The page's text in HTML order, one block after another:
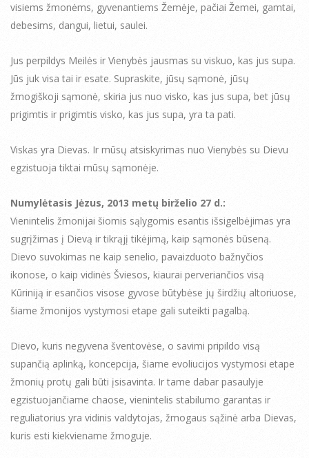
visiems žmonėms, gyvenantiems Žemėje, pačiai Žemei, gamtai,
debesims, dangui, lietui, saulei.
Jus perpildys Meilės ir Vienybės jausmas su viskuo, kas jus supa.
Jūs juk visa tai ir esate. Supraskite, jūsų sąmonė, jūsų
žmogiškoji sąmonė, skiria jus nuo visko, kas jus supa, bet jūsų
prigimtis ir prigimtis visko, kas jus supa, yra ta pati.
Viskas yra Dievas. Ir mūsų atsiskyrimas nuo Vienybės su Dievu
egzistuoja tiktai mūsų sąmonėje.
Numylėtasis Jėzus, 2013 metų birželio 27 d.:
Vienintelis žmonijai šiomis sąlygomis esantis išsigelbėjimas yra
sugrįžimas į Dievą ir tikrąjį tikėjimą, kaip sąmonės būseną.
Dievo suvokimas ne kaip senelio, pavaizduoto bažnyčios
ikonose, o kaip vidinės Šviesos, kiaurai perveriančios visą
Kūriniją ir esančios visose gyvose būtybėse jų širdžių altoriuose,
šiame žmonijos vystymosi etape gali suteikti pagalbą.
Dievo, kuris negyvena šventovėse, o savimi pripildo visą
supančią aplinką, koncepcija, šiame evoliucijos vystymosi etape
žmonių protų gali būti įsisavinta. Ir tame dabar pasaulyje
egzistuojančiame chaose, vienintelis stabilumo garantas ir
reguliatorius yra vidinis valdytojas, žmogaus sąžinė arba Dievas,
kuris esti kiekviename žmoguje.